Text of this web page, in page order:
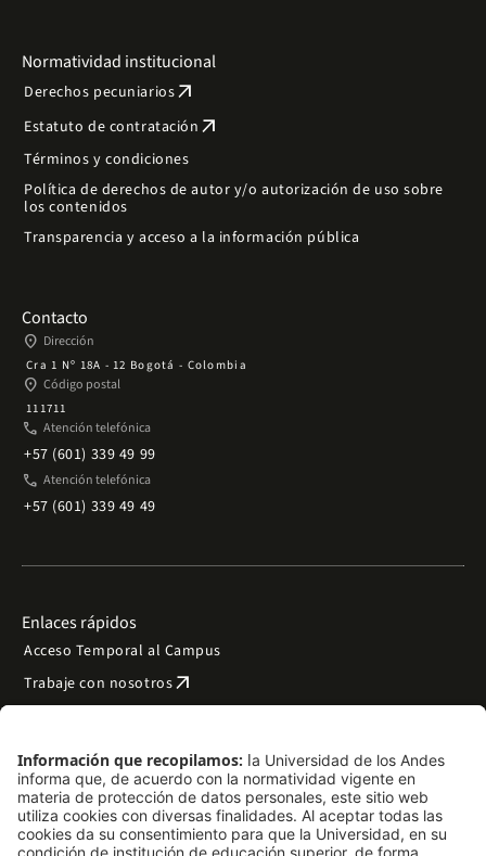
Normatividad institucional
Derechos pecuniariosarrow_outward
Estatuto de contratación arrow_outward
Términos y condiciones
Política de derechos de autor y/o autorización de uso sobre
los contenidos
Transparencia y acceso a la información pública
Contacto
place Dirección
Cra 1 Nº 18A - 12 Bogotá - Colombia
place Código postal
111711
phone Atención telefónica
+57 (601) 339 49 99
phone Atención telefónica
+57 (601) 339 49 49
Enlaces rápidos
Acceso Temporal al Campus
Trabaje con nosotrosarrow_outward
Preguntas frecuentes
Filantropía y donacionesarrow_outward
Mapa del sitio arrow_outward